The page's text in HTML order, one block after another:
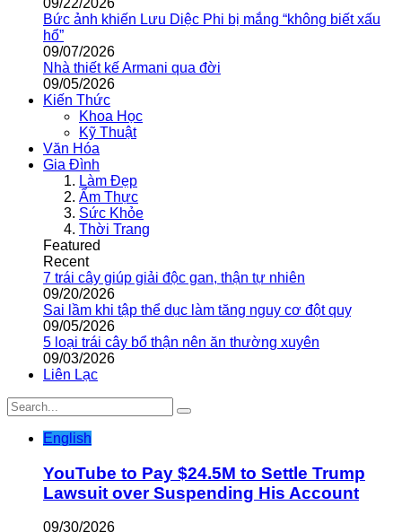
09/22/2026
Bức ảnh khiến Lưu Diệc Phi bị mắng “không biết xấu
hổ”
09/07/2026
Nhà thiết kế Armani qua đời
09/05/2026
Kiến Thức
Khoa Học
Kỹ Thuật
Văn Hóa
Gia Đình
Làm Đẹp
Ẩm Thực
Sức Khỏe
Thời Trang
Featured
Recent
7 trái cây giúp giải độc gan, thận tự nhiên
09/20/2026
Sai lầm khi tập thể dục làm tăng nguy cơ đột quỵ
09/05/2026
5 loại trái cây bổ thận nên ăn thường xuyên
09/03/2026
Liên Lạc
English
YouTube to Pay $24.5M to Settle Trump
Lawsuit over Suspending His Account
09/30/2026